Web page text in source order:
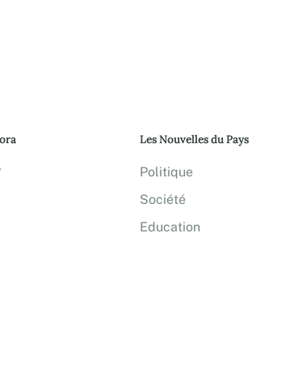
Les Nouvelles du Pays
Politique
Société
Education